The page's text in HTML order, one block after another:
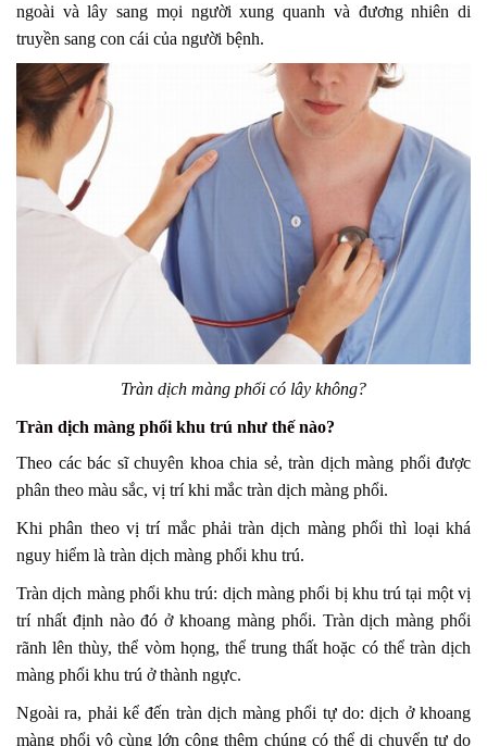
ngoài và lây sang mọi người xung quanh và đương nhiên di
truyền sang con cái của người bệnh.
Tràn dịch màng phổi có lây không?
Tràn dịch màng phổi khu trú như thế nào?
Theo các bác sĩ chuyên khoa chia sẻ, tràn dịch màng phổi được
phân theo màu sắc, vị trí khi mắc tràn dịch màng phổi.
Khi phân theo vị trí mắc phải tràn dịch màng phổi thì loại khá
nguy hiểm là tràn dịch màng phổi khu trú.
Tràn dịch màng phổi khu trú: dịch màng phổi bị khu trú tại một vị
trí nhất định nào đó ở khoang màng phổi. Tràn dịch màng phổi
rãnh lên thùy, thể vòm họng, thể trung thất hoặc có thể tràn dịch
màng phổi khu trú ở thành ngực.
Ngoài ra, phải kể đến tràn dịch màng phổi tự do: dịch ở khoang
màng phổi vô cùng lớn cộng thêm chúng có thể di chuyển tự do